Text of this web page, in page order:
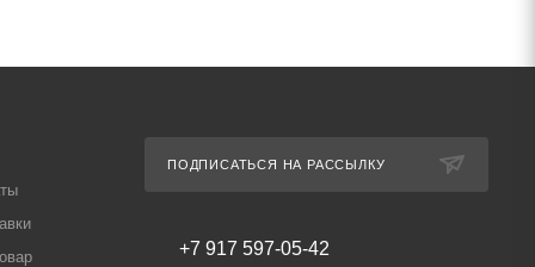
ПОДПИСАТЬСЯ НА РАССЫЛКУ
+7 917 597-05-42